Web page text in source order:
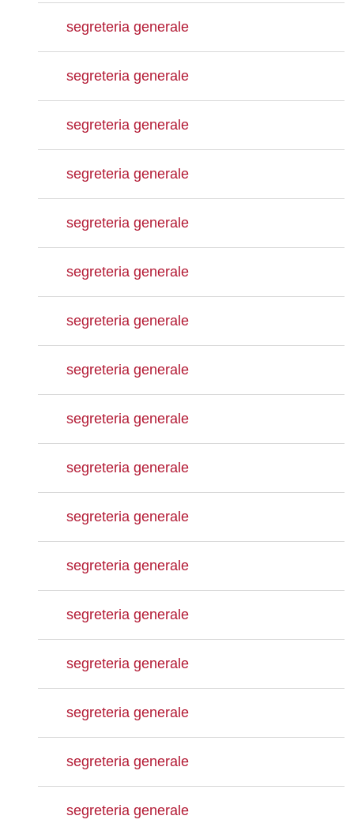
segreteria generale
segreteria generale
segreteria generale
segreteria generale
segreteria generale
segreteria generale
segreteria generale
segreteria generale
segreteria generale
segreteria generale
segreteria generale
segreteria generale
segreteria generale
segreteria generale
segreteria generale
segreteria generale
segreteria generale